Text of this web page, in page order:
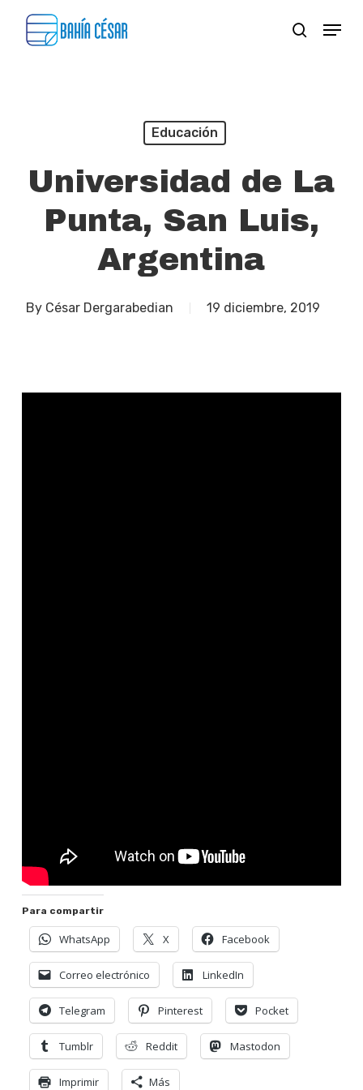
search
Menu
Educación
Universidad de La
Punta, San Luis,
Argentina
By César Dergarabedian 19 diciembre, 2019
Para compartir
WhatsApp X Facebook
Correo electrónico LinkedIn
Telegram Pinterest Pocket
Tumblr Reddit Mastodon
Imprimir Más